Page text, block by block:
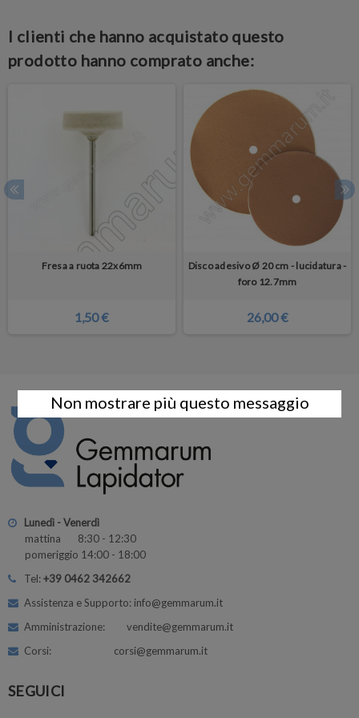
I clienti che hanno acquistato questo
prodotto hanno comprato anche:
Fresa a ruota 22x6mm
1,50 €
Disco adesivo Ø 20 cm - lucidatura -
foro 12.7mm
26,00 €
Lunedì - Venerdì
mattina 8:30 - 12:30
pomeriggio 14:00 - 18:00
Tel:+39 0462 342662
Assistenza e Supporto: info@gemmarum.it
Amministrazione: vendite@gemmarum.it
Corsi: corsi@gemmarum.it
SEGUICI
Non mostrare più questo messaggio